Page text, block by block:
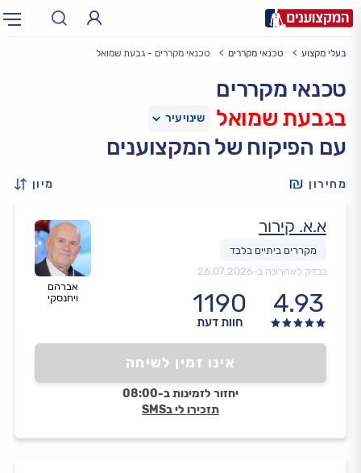
עירעיר: תל אביב, חיפה…
בעלי מקצוע טכנאי מקררים טכנאי מקררים - גבעת שמואל
טכנאי מקררים
בגבעת שמואל
עם הפיקוח של המקצוענים
מחירון מיון
אברהם
ויחנסקי
א.א. קירור
נבדק לאחרונה ב-26.07.2026
4.93
1190
חוות דעת
אינו זמין לשיחה
יחזור לזמינות ב-08:00
תזכירו לי בSMS